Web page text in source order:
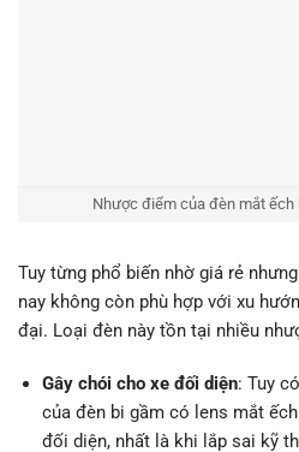
Nhược điểm của đèn mắt ếch
Tuy từng phổ biến nhờ giá rẻ
nay không còn phù hợp với xu
đại. Loại đèn này tồn tại nhiều
Gây chói cho xe đối diện: Tuy
của đèn bi gầm có lens mắt
đối diện, nhất là khi lắp sai kỹ